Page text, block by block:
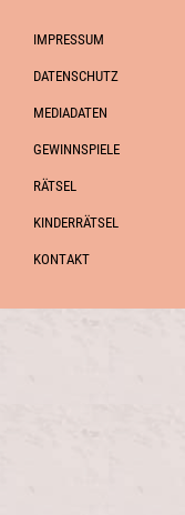
IMPRESSUM
DATENSCHUTZ
MEDIADATEN
GEWINNSPIELE
RÄTSEL
KINDERRÄTSEL
KONTAKT